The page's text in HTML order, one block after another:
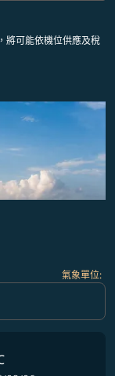
將可能依機位供應及稅
氣象單位: